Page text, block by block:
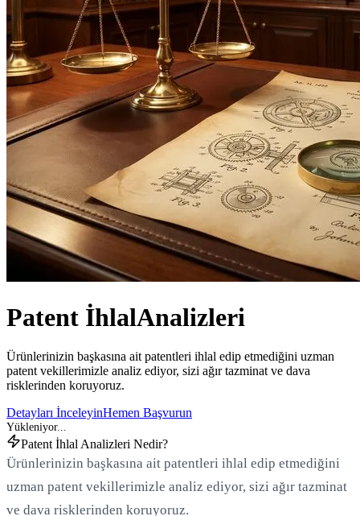
Patent İhlalAnalizleri
Ürünlerinizin başkasına ait patentleri ihlal edip etmediğini uzman
patent vekillerimizle analiz ediyor, sizi ağır tazminat ve dava
risklerinden koruyoruz.
Detayları İnceleyinHemen Başvurun
Patent İhlal Analizleri Nedir?
Ürünlerinizin başkasına ait patentleri ihlal edip etmediğini
uzman patent vekillerimizle analiz ediyor, sizi ağır tazminat
ve dava risklerinden koruyoruz.